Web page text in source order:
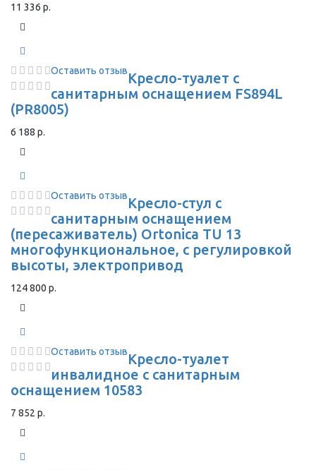
11 336 р.
Оставить отзывКресло-туалет с
санитарным оснащением FS894L
(PR8005)
6 188 р.
Оставить отзывКресло-стул с
санитарным оснащением
(пересаживатель) Ortonica TU 13
многофункциональное, с регулировкой
высоты, электропривод
124 800 р.
Оставить отзывКресло-туалет
инвалидное с санитарным
оснащением 10583
7 852 р.